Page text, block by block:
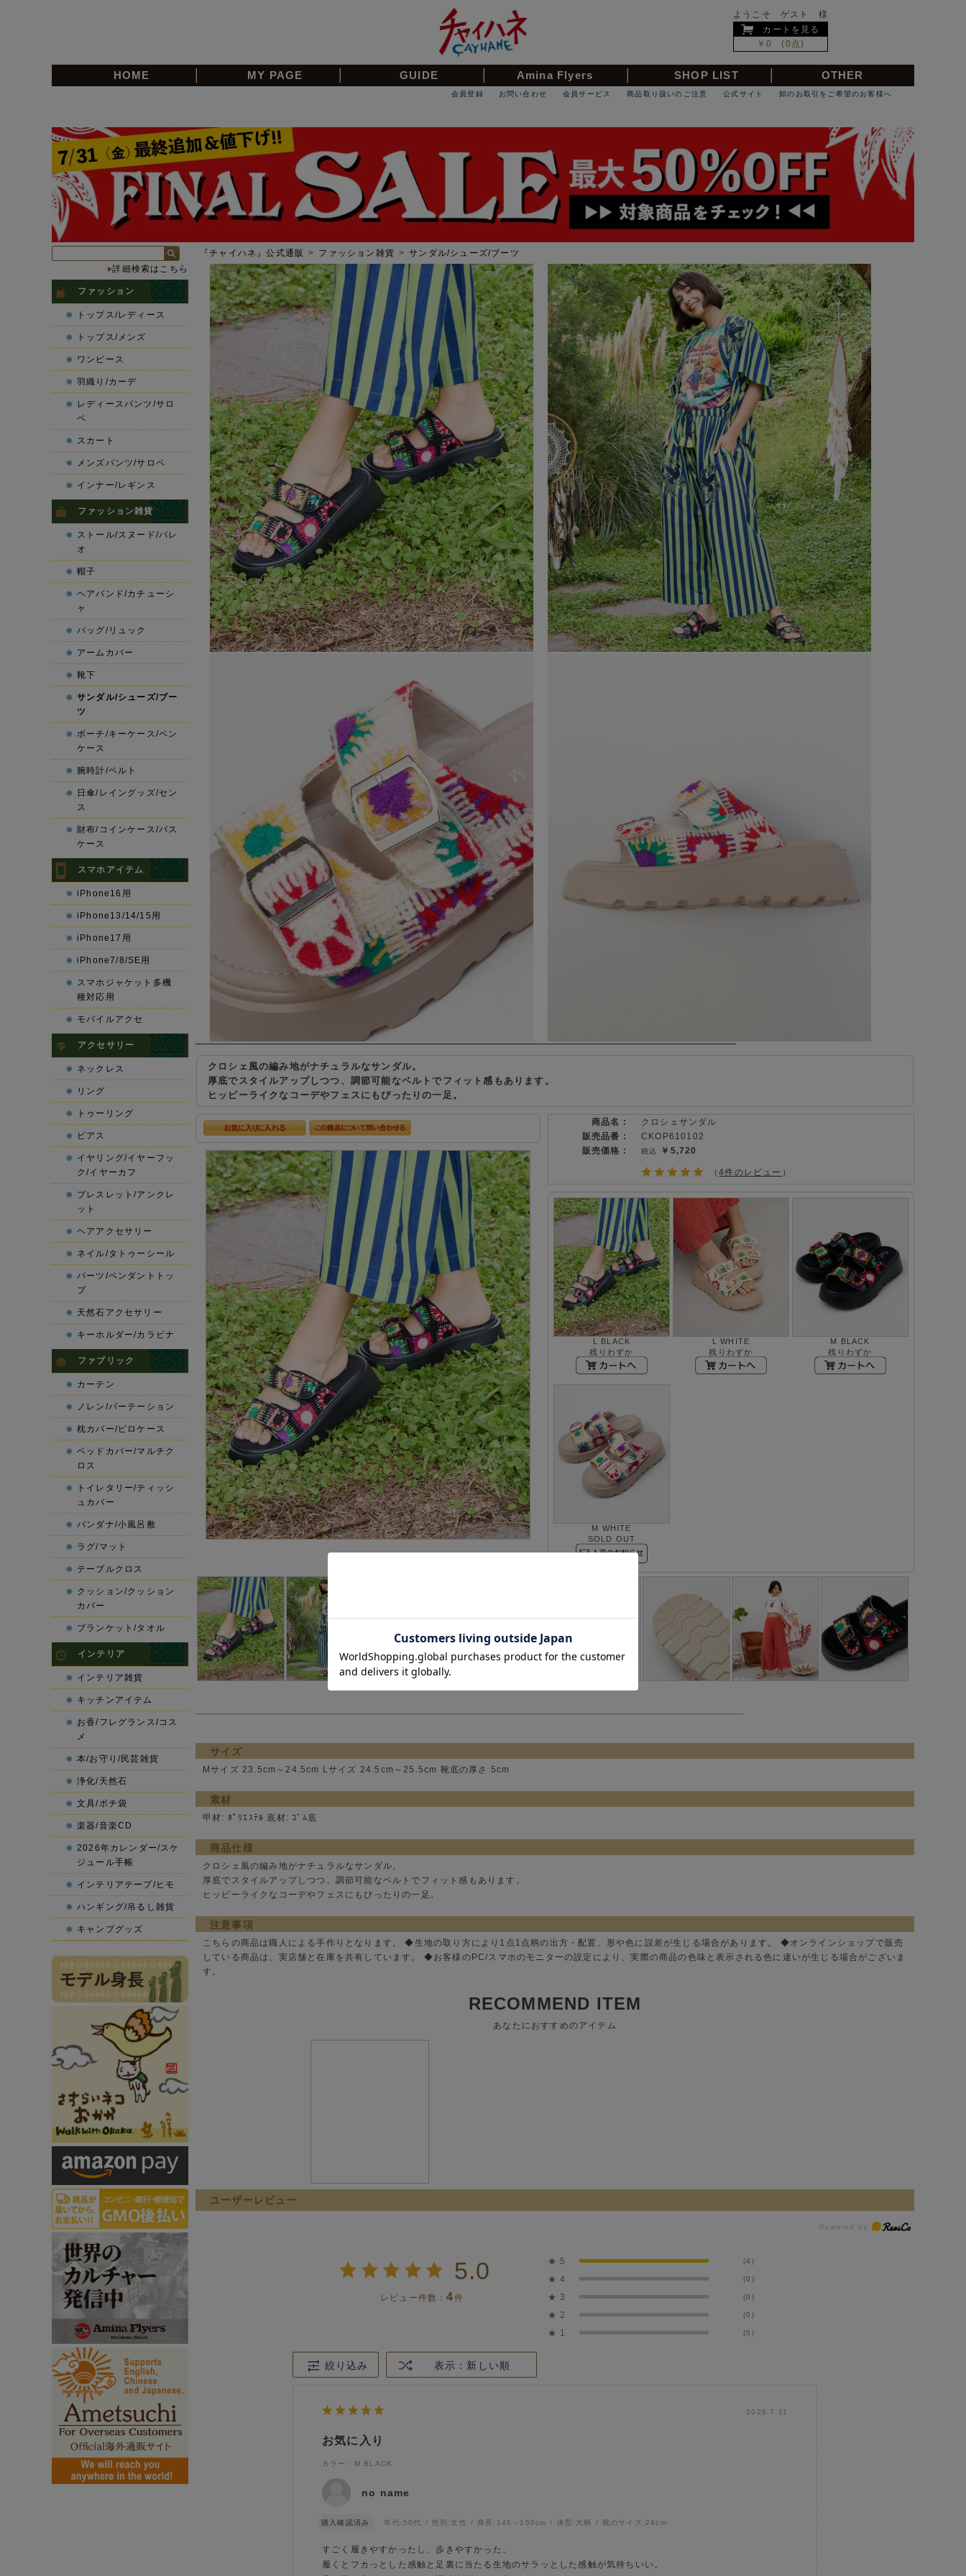
ようこそ ゲスト 様
カートを見る
￥0 (0点)
HOME MY PAGE GUIDE Amina Flyers SHOP LIST OTHER
卸のお取引をご希望のお客様へ
公式サイト
商品取り扱いのご注意
会員サービス
お問い合わせ
会員登録
『チャイハネ』公式通販 > ファッション雑貨 > サンダル/シューズ/ブーツ
クロシェ風の編み地がナチュラルなサンダル。
厚底でスタイルアップしつつ、調節可能なベルトでフィット感もあります。
ヒッピーライクなコーデやフェスにもぴったりの一足。
商品名 :
クロシェサンダル
販売品番 :
CKOP610102
販売価格 :
￥5,720
（4件のレビュー ）
L BLACK
残りわずか
L WHITE
残りわずか
M BLACK
残りわずか
M WHITE
SOLD OUT
サイズ
Mサイズ 23.5cm～24.5cm Lサイズ 24.5cm～25.5cm 靴底の厚さ 5cm
素材
甲材: ﾎﾟﾘｴｽﾃﾙ 底材: ｺﾞﾑ底
商品仕様
クロシェ風の編み地がナチュラルなサンダル。
厚底でスタイルアップしつつ、調節可能なベルトでフィット感もあります。
ヒッピーライクなコーデやフェスにもぴったりの一足。
注意事項
こちらの商品は職人による手作りとなります。 ◆生地の取り方により1点1点柄の出方・配置、形や色に誤差が生じる場合があります。 ◆オンラインショップで販売
している商品は、実店舗と在庫を共有しています。 ◆お客様のPC/スマホのモニターの設定により、実際の商品の色味と表示される色に違いが生じる場合がございま
す。
RECOMMEND ITEM
あなたにおすすめのアイテム
ユーザーレビュー
5.0
レビュー件数：4件
★ 5 (4)
★ 4 (0)
★ 3 (0)
★ 2 (0)
★ 1 (0)
絞り込み 表示：新しい順
2026.7.11
お気に入り
カラー：M BLACK
no name
購入確認済み 年代: 50代 性別:女性 身長: 146～150cm 体型: 大柄 靴のサイズ: 24cm
すごく履きやすかったし、歩きやすかった。
履くとフカっとした感触と足裏に当たる生地のサラッとした感触が気持ちいい。
詳細検索はこちら
ファッション
トップス/レディース
トップス/メンズ
ワンピース
羽織り/カーデ
レディースパンツ/サロ
ペ
スカート
メンズパンツ/サロペ
インナー/レギンス
ファッション雑貨
ストール/スヌード/パレ
オ
帽子
ヘアバンド/カチューシ
ャ
バッグ/リュック
アームカバー
靴下
サンダル/シューズ/ブー
ツ
ポーチ/キーケース/ペン
ケース
腕時計/ベルト
日傘/レイングッズ/セン
ス
財布/コインケース/パス
ケース
スマホアイテム
iPhone16用
iPhone13/14/15用
iPhone17用
iPhone7/8/SE用
スマホジャケット多機
種対応用
モバイルアクセ
アクセサリー
ネックレス
リング
トゥーリング
ピアス
イヤリング/イヤーフッ
ク/イヤーカフ
ブレスレット/アンクレ
ット
ヘアアクセサリー
ネイル/タトゥーシール
パーツ/ペンダントトッ
プ
天然石アクセサリー
キーホルダー/カラビナ
ファブリック
カーテン
ノレン/パーテーション
枕カバー/ピロケース
ベッドカバー/マルチク
ロス
トイレタリー/ティッシ
ュカバー
バンダナ/小風呂敷
ラグ/マット
テーブルクロス
クッション/クッション
カバー
ブランケット/タオル
インテリア
インテリア雑貨
キッチンアイテム
お香/フレグランス/コス
メ
本/お守り/民芸雑貨
浄化/天然石
文具/ポチ袋
楽器/音楽CD
2026年カレンダー/スケ
ジュール手帳
インテリアテープ/ヒモ
ハンギング/吊るし雑貨
キャンプグッズ